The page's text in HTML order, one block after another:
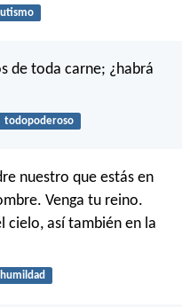
de toda carne; ¿habrá
todopoderoso
nuestro que estás en
Venga tu reino.
cielo, así también en la
humildad